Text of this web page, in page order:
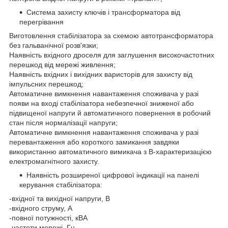
Система захисту ключів і трансформатора від
перегрівання
Виготовлення стабілізатора за схемою автотрансформатора
без гальванічної розв'язки;
Наявність вхідного дроселя для заглушення високочастотних
перешкод від мережі живлення;
Наявність вхідних і вихідних варисторів для захисту від
імпульсних перешкод;
Автоматичне вимкнення навантаження споживача у разі
появи на вході стабілізатора небезпечної зниженої або
підвищеної напруги й автоматичного повернення в робочий
стан після нормалізації напруги;
Автоматичне вимкнення навантаження споживача у разі
перевантаження або короткого замикання завдяки
використанню автоматичного вимикача з В-характеризацією
електромагнітного захисту.
Наявність розширеної цифрової індикації на панелі
керування стабілізатора:
-вхідної та вихідної напруги, В
-вхідного струму, А
-повної потужності, кВА